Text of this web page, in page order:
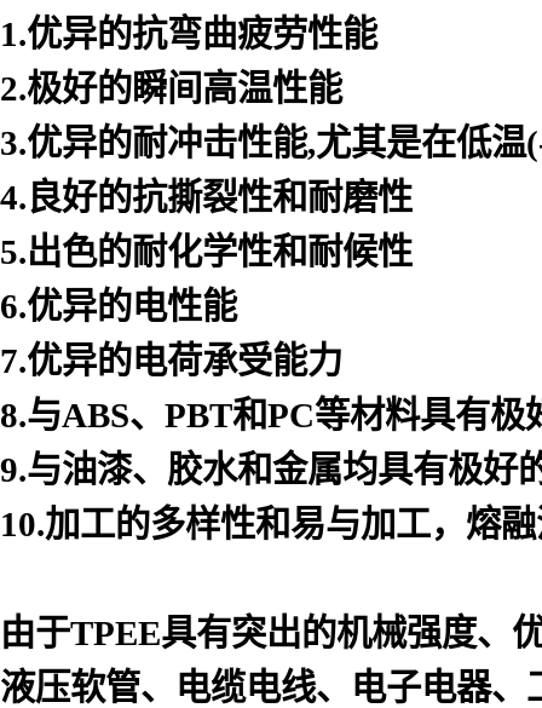
1.优异的抗弯曲疲劳性能
2.极好的瞬间高温性能
3.优异的耐冲击性能,尤其是在低
4.良好的抗撕裂性和耐磨性
5.出色的耐化学性和耐候性
6.优异的电性能
7.优异的电荷承受能力
8.与ABS、PBT和PC等材料具有极
9.与油漆、胶水和金属均具有极好
10.加工的多样性和易与加工，熔
由于TPEE具有突出的机械强度、
液压软管、电缆电线、电子电器